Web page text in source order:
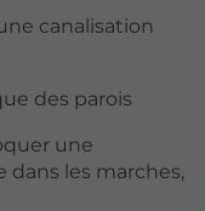
canalisation
des parois
une
les marches,